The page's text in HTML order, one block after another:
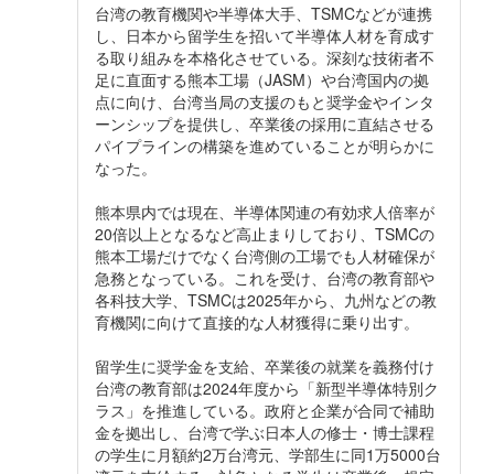
台湾の教育機関や半導体大手、TSMCなどが連携
し、日本から留学生を招いて半導体人材を育成す
る取り組みを本格化させている。深刻な技術者不
足に直面する熊本工場（JASM）や台湾国内の拠
点に向け、台湾当局の支援のもと奨学金やインタ
ーンシップを提供し、卒業後の採用に直結させる
パイプラインの構築を進めていることが明らかに
なった。
熊本県内では現在、半導体関連の有効求人倍率が
20倍以上となるなど高止まりしており、TSMCの
熊本工場だけでなく台湾側の工場でも人材確保が
急務となっている。これを受け、台湾の教育部や
各科技大学、TSMCは2025年から、九州などの教
育機関に向けて直接的な人材獲得に乗り出す。
留学生に奨学金を支給、卒業後の就業を義務付け
台湾の教育部は2024年度から「新型半導体特別ク
ラス」を推進している。政府と企業が合同で補助
金を拠出し、台湾で学ぶ日本人の修士・博士課程
の学生に月額約2万台湾元、学部生に同1万5000台